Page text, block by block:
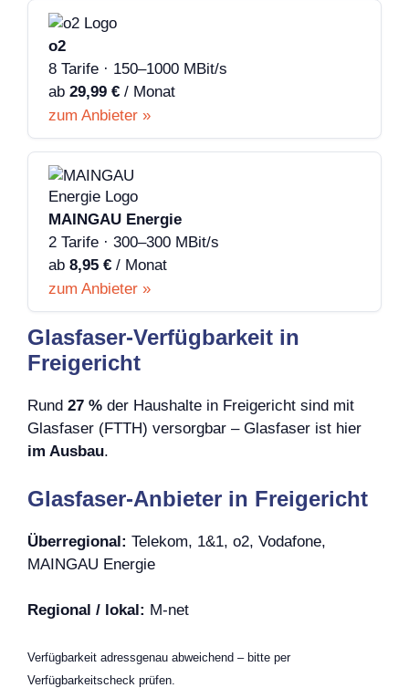
o2
8 Tarife · 150–1000 MBit/s
ab 29,99 € / Monat
zum Anbieter »
MAINGAU Energie
2 Tarife · 300–300 MBit/s
ab 8,95 € / Monat
zum Anbieter »
Glasfaser-Verfügbarkeit in
Freigericht
Rund 27 % der Haushalte in Freigericht sind mit
Glasfaser (FTTH) versorgbar – Glasfaser ist hier
im Ausbau.
Glasfaser-Anbieter in Freigericht
Überregional: Telekom, 1&1, o2, Vodafone,
MAINGAU Energie
Regional / lokal: M-net
Verfügbarkeit adressgenau abweichend – bitte per
Verfügbarkeitscheck prüfen.